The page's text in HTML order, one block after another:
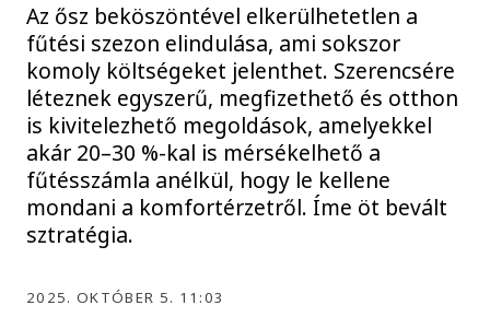
Az ősz beköszöntével elkerülhetetlen a
fűtési szezon elindulása, ami sokszor
komoly költségeket jelenthet. Szerencsére
léteznek egyszerű, megfizethető és otthon
is kivitelezhető megoldások, amelyekkel
akár 20–30 %-kal is mérsékelhető a
fűtésszámla anélkül, hogy le kellene
mondani a komfortérzetről. Íme öt bevált
sztratégia.
2025. OKTÓBER 5. 11:03